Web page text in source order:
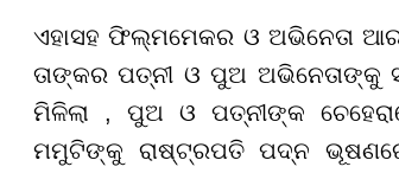
ଏହାସହ ଫିଲ୍ମମେକର ଓ ଅଭିନେତା
ତାଙ୍କର ପତ୍ନୀ ଓ ପୁଅ ଅଭିନେତାଙ୍କୁ
ମିଳିଲା , ପୁଅ ଓ ପତ୍ନୀଙ୍କ
ମମୁଟିଙ୍କୁ ରାଷ୍ଟ୍ରପତି ପଦ୍ନ